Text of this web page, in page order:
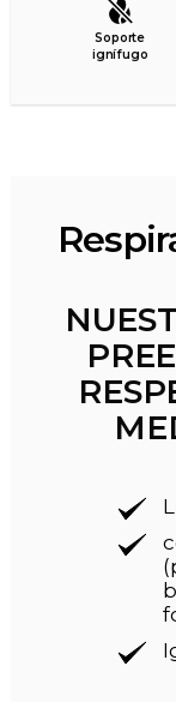
Soporte
ignífugo